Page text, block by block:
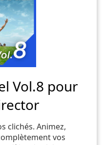
Vol.8 pour
clichés. Animez,
vos